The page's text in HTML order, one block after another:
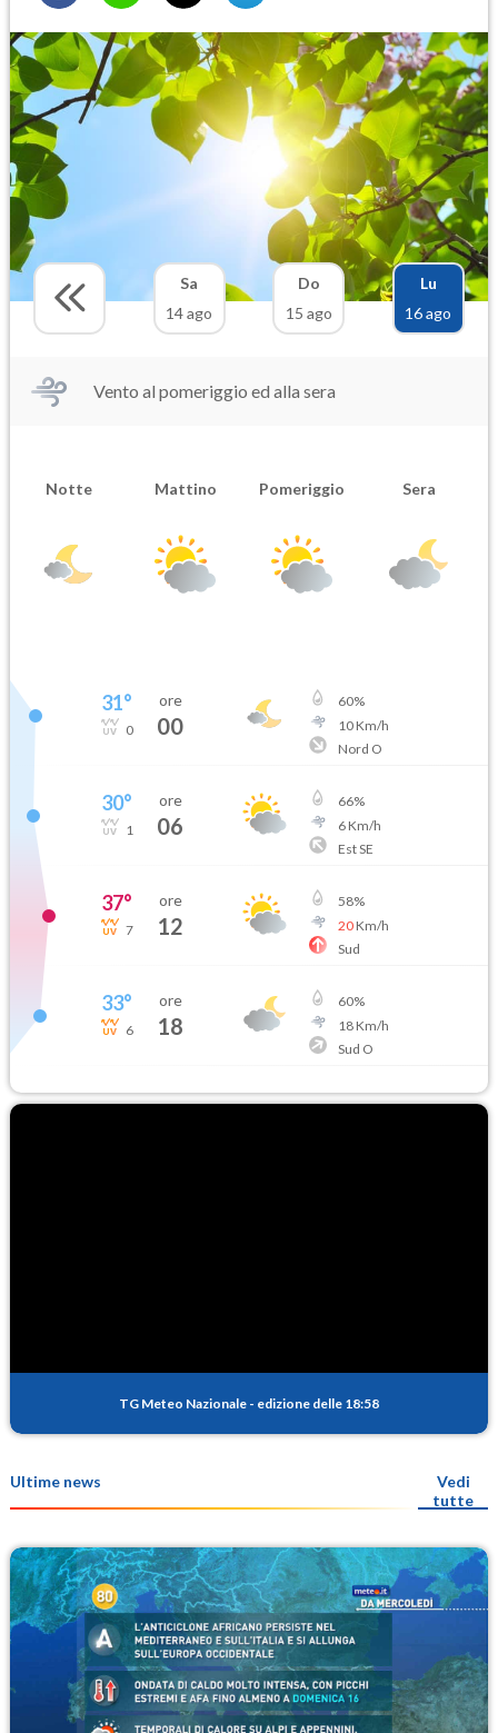
Sa
14 ago
Do
15 ago
Lu
16 ago
Vento al pomeriggio ed alla sera
Notte Mattino Pomeriggio Sera
31°
0
ore
00
60%
10Km/h
Nord O
30°
1
ore
06
66%
6Km/h
Est SE
37°
7
ore
12
58%
20Km/h
Sud
33°
6
ore
18
60%
18Km/h
Sud O
TG Meteo Nazionale - edizione delle 18:58
Ultime news
Vedi
tutte